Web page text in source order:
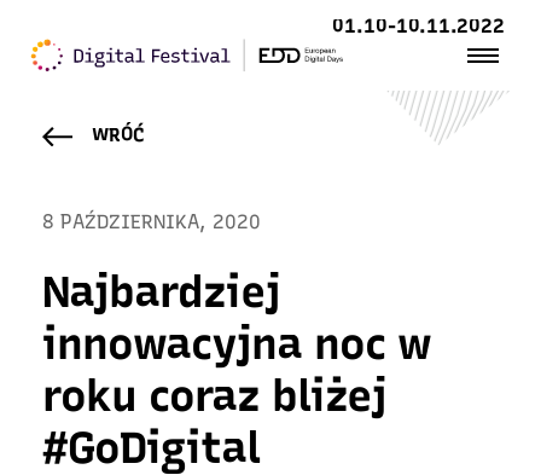
01.10-10.11.2022
WRÓĆ
8 PAŹDZIERNIKA, 2020
Najbardziej
innowacyjna noc w
roku coraz bliżej
#GoDigital